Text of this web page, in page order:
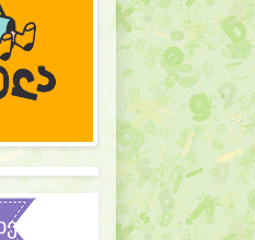
შერჩევაში